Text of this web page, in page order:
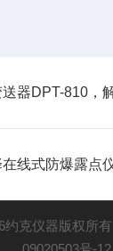
约克仪器版权所